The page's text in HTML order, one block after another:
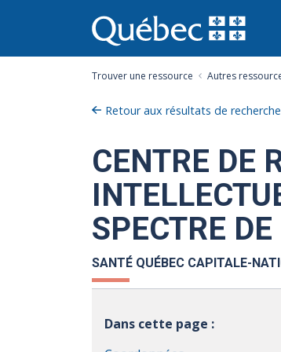
au
contenu
Trouver une ressource Autres
Retour aux résultats de recherche
CENTRE DE
SPECTRE
SANTÉ QUÉBEC CAPITALE-
Dans cette page :